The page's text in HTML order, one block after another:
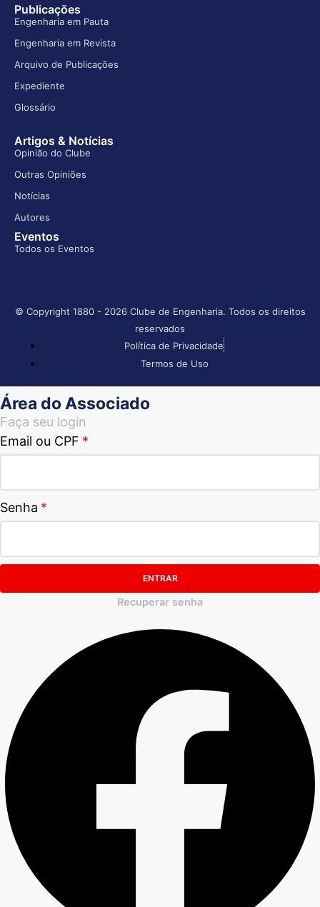
Publicações
Engenharia em Pauta
Engenharia em Revista
Arquivo de Publicações
Expediente
Glossário
Artigos & Notícias
Opinião do Clube
Outras Opiniões
Notícias
Autores
Eventos
Todos os Eventos
© Copyright 1880 - 2026 Clube de Engenharia. Todos os direitos
reservados
Política de Privacidade
Termos de Uso
Área do Associado
Faça seu login
Email ou CPF
Senha
ENTRAR
Recuperar senha